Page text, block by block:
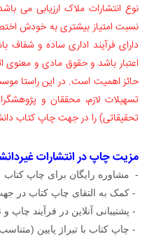
نوع انتشارات ملاک ارزیابی می
نسبت امتیاز بیشتری به خودش
دارای فرآیند اداری ساده و شفاف
اعتبار باشد و حقوق مادی و معنوی
حائز اهمیت است. در این راستا
تسهیلات لازم، محققان و
تحقیقاتی) را در جهت چاپ کتاب
مزیت چاپ در انتشارات
- مشاوره رایگان برای چاپ کتاب
- کمک به التقای چاپ کتاب در
- پشتیبانی آنلاین در فرآیند چاپ
- چاپ کتاب با تیراژ پایین